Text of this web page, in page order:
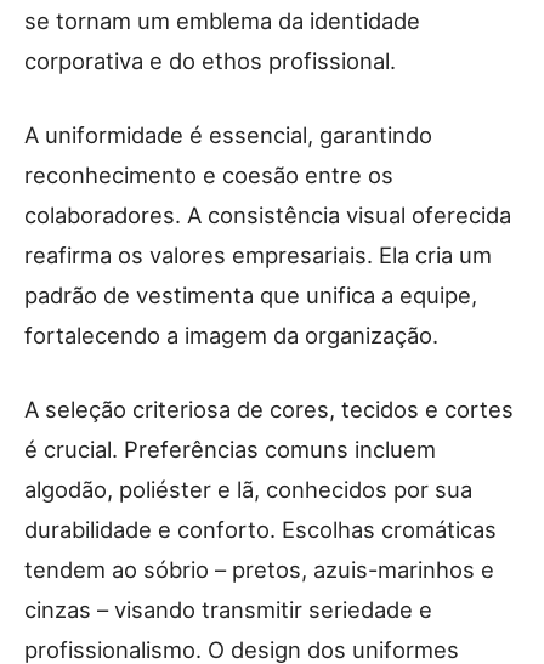
se tornam um emblema da identidade
corporativa e do ethos profissional.
A uniformidade é essencial, garantindo
reconhecimento e coesão entre os
colaboradores. A consistência visual oferecida
reafirma os valores empresariais. Ela cria um
padrão de vestimenta que unifica a equipe,
fortalecendo a imagem da organização.
A seleção criteriosa de cores, tecidos e cortes
é crucial. Preferências comuns incluem
algodão, poliéster e lã, conhecidos por sua
durabilidade e conforto. Escolhas cromáticas
tendem ao sóbrio – pretos, azuis-marinhos e
cinzas – visando transmitir seriedade e
profissionalismo. O design dos uniformes